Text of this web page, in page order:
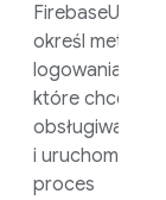
FirebaseUI
określ metody
logowania,
które chcesz
obsługiwać,
i uruchom
proces